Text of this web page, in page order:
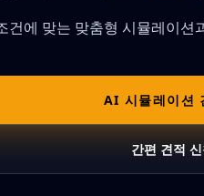
건에 맞는 맞춤형 시뮬레이션
AI 시뮬레이션
간편 견적